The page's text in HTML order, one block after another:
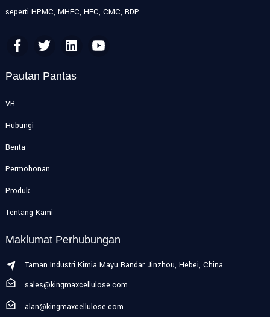
seperti HPMC, MHEC, HEC, CMC, RDP.
Pautan Pantas
VR
Hubungi
Berita
Permohonan
Produk
Tentang Kami
Maklumat Perhubungan
Taman Industri Kimia Mayu Bandar Jinzhou, Hebei, China
sales@kingmaxcellulose.com
alan@kingmaxcellulose.com